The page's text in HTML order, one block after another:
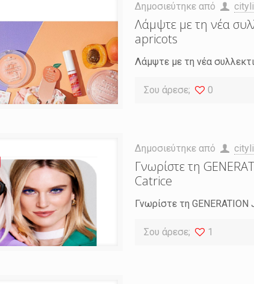
Δημοσιεύτηκε από
Λάμψτε με τη νέα
apricots
Λάμψτε με τη νέα
Σου άρεσε; 0
Δημοσιεύτηκε από
Γνωρίστε τη
Catrice
Γνωρίστε τη
Σου άρεσε; 1